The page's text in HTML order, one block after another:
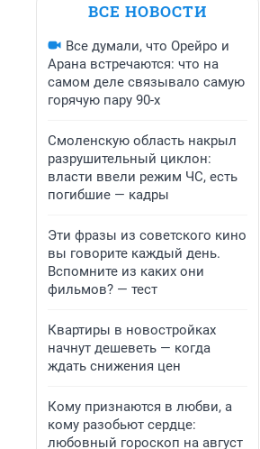
ВСЕ НОВОСТИ
Все думали, что Орейро и
Арана встречаются: что на
самом деле связывало самую
горячую пару 90-х
Смоленскую область накрыл
разрушительный циклон:
власти ввели режим ЧС, есть
погибшие — кадры
Эти фразы из советского кино
вы говорите каждый день.
Вспомните из каких они
фильмов? — тест
Квартиры в новостройках
начнут дешеветь — когда
ждать снижения цен
Кому признаются в любви, а
кому разобьют сердце:
любовный гороскоп на август